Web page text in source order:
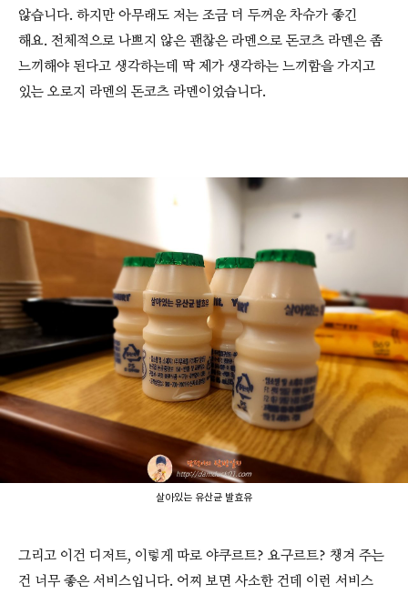
않습니다. 하지만 아무래도 저는 조금 더 두꺼운 차슈가 좋긴
해요. 전체적으로 나쁘지 않은 괜찮은 라멘으로 돈코츠 라멘은 좀
느끼해야 된다고 생각하는데 딱 제가 생각하는 느끼함을 가지고
있는 오로지 라멘의 돈코츠 라멘이었습니다.
살아있는 유산균 발효유
그리고 이건 디저트, 이렇게 따로 야쿠르트? 요구르트? 챙겨 주는
건 너무 좋은 서비스입니다. 어찌 보면 사소한 건데 이런 서비스